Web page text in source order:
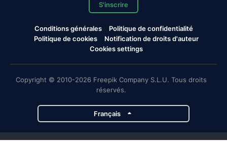
S'inscrire
Conditions générales
Politique de confidentialité
Politique de cookies
Notification de droits d'auteur
Cookies settings
Copyright © 2010-2026 Freepik Company S.L.U. Tous droits
réservés.
Français